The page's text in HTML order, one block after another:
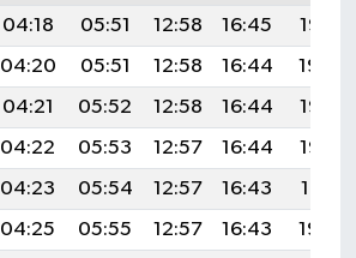
04:18 05:51 12:58 16:45
19:55
04:20 05:51 12:58 16:44
19:54
04:21 05:52 12:58 16:44
19:53
04:22 05:53 12:57 16:44
19:52
04:23 05:54 12:57 16:43
19:51
04:25 05:55 12:57 16:43
19:50